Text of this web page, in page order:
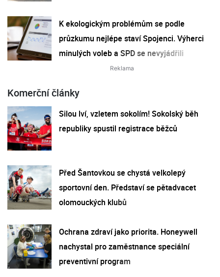
K ekologickým problémům se podle
průzkumu nejlépe staví Spojenci. Výherci
minulých voleb a SPD se nevyjádřili
Komerční články
Silou lví, vzletem sokolím! Sokolský běh
republiky spustil registrace běžců
Před Šantovkou se chystá velkolepý
sportovní den. Představí se pětadvacet
olomouckých klubů
Ochrana zdraví jako priorita. Honeywell
nachystal pro zaměstnance speciální
preventivní program